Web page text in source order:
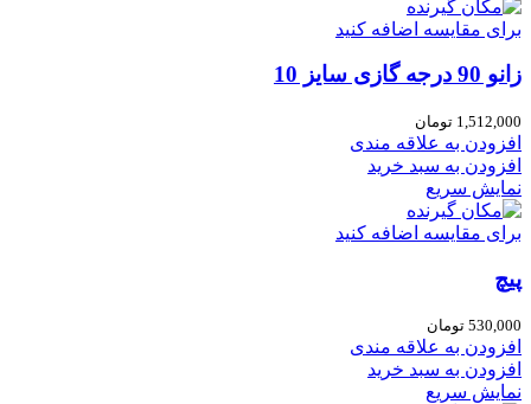
برای مقایسه اضافه کنید
زانو 90 درجه گازی سایز 10
1,512,000 تومان
افزودن به علاقه مندی
افزودن به سبد خرید
نمایش سریع
برای مقایسه اضافه کنید
پیچ
530,000 تومان
افزودن به علاقه مندی
افزودن به سبد خرید
نمایش سریع